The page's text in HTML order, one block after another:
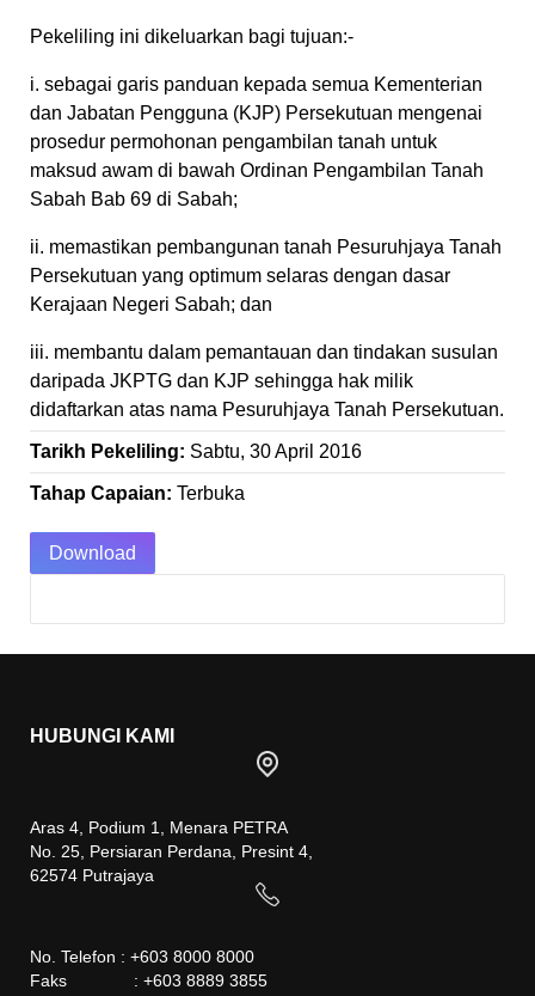
Pekeliling ini dikeluarkan bagi tujuan:-
i. sebagai garis panduan kepada semua Kementerian
dan Jabatan Pengguna (KJP) Persekutuan mengenai
prosedur permohonan pengambilan tanah untuk
maksud awam di bawah Ordinan Pengambilan Tanah
Sabah Bab 69 di Sabah;
ii. memastikan pembangunan tanah Pesuruhjaya Tanah
Persekutuan yang optimum selaras dengan dasar
Kerajaan Negeri Sabah; dan
iii. membantu dalam pemantauan dan tindakan susulan
daripada JKPTG dan KJP sehingga hak milik
didaftarkan atas nama Pesuruhjaya Tanah Persekutuan.
Tarikh Pekeliling: Sabtu, 30 April 2016
Tahap Capaian: Terbuka
Download
HUBUNGI KAMI
Aras 4, Podium 1, Menara PETRA
No. 25, Persiaran Perdana, Presint 4,
62574 Putrajaya
No. Telefon : +603 8000 8000
Faks : +603 8889 3855